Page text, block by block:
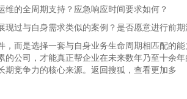
的全周期支持？应急响应时间要求如何？
过与自身需求类似的案例？是否愿意进行前期
而是选择一套与自身业务生命周期相匹配的能
公司，才能真正帮企业在未来数年乃至十余
竞争力的核心来源。返回搜狐，查看更加多